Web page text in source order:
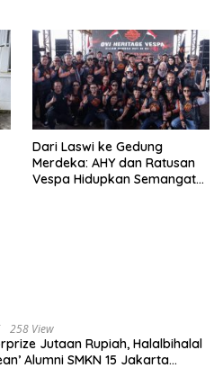
Dari Laswi ke Gedung
Merdeka: AHY dan Ratusan
Vespa Hidupkan Semangat
258 View
Jutaan Rupiah, Halalbihalal
Alumni SMKN 15 Jakarta